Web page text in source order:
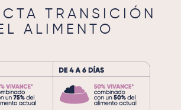
TRANSICIÓN
ALIMENTO